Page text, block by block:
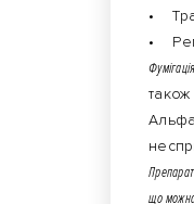
•
•
що